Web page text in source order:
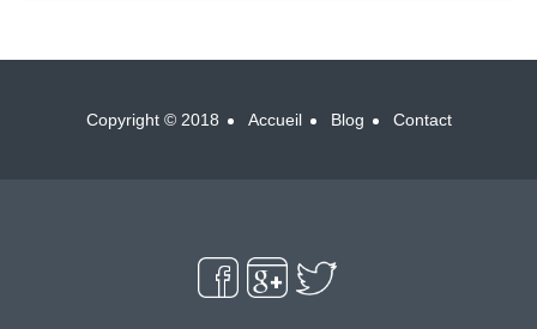
Copyright © 2018 Accueil Blog Contact